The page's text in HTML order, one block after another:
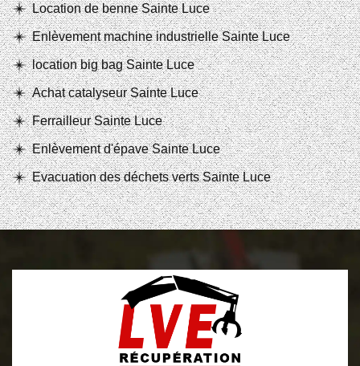
Location de benne Sainte Luce
Enlèvement machine industrielle Sainte Luce
location big bag Sainte Luce
Achat catalyseur Sainte Luce
Ferrailleur Sainte Luce
Enlèvement d'épave Sainte Luce
Evacuation des déchets verts Sainte Luce